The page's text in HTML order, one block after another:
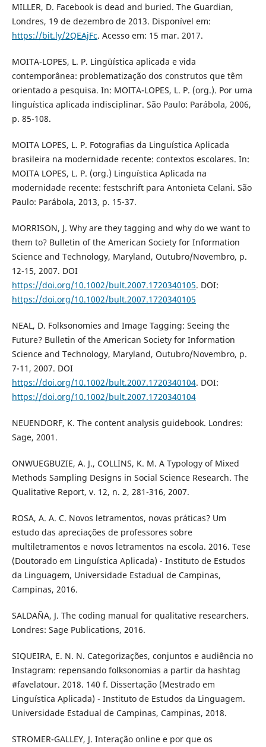
MILLER, D. Facebook is dead and buried. The Guardian,
Londres, 19 de dezembro de 2013. Disponível em:
https://bit.ly/2QEAjFc. Acesso em: 15 mar. 2017.
MOITA-LOPES, L. P. Lingüística aplicada e vida
contemporânea: problematização dos construtos que têm
orientado a pesquisa. In: MOITA-LOPES, L. P. (org.). Por uma
linguística aplicada indisciplinar. São Paulo: Parábola, 2006,
p. 85-108.
MOITA LOPES, L. P. Fotografias da Linguística Aplicada
brasileira na modernidade recente: contextos escolares. In:
MOITA LOPES, L. P. (org.) Linguística Aplicada na
modernidade recente: festschrift para Antonieta Celani. São
Paulo: Parábola, 2013, p. 15-37.
MORRISON, J. Why are they tagging and why do we want to
them to? Bulletin of the American Society for Information
Science and Technology, Maryland, Outubro/Novembro, p.
12-15, 2007. DOI
https://doi.org/10.1002/bult.2007.1720340105. DOI:
https://doi.org/10.1002/bult.2007.1720340105
NEAL, D. Folksonomies and Image Tagging: Seeing the
Future? Bulletin of the American Society for Information
Science and Technology, Maryland, Outubro/Novembro, p.
7-11, 2007. DOI
https://doi.org/10.1002/bult.2007.1720340104. DOI:
https://doi.org/10.1002/bult.2007.1720340104
NEUENDORF, K. The content analysis guidebook. Londres:
Sage, 2001.
ONWUEGBUZIE, A. J., COLLINS, K. M. A Typology of Mixed
Methods Sampling Designs in Social Science Research. The
Qualitative Report, v. 12, n. 2, 281-316, 2007.
ROSA, A. A. C. Novos letramentos, novas práticas? Um
estudo das apreciações de professores sobre
multiletramentos e novos letramentos na escola. 2016. Tese
(Doutorado em Linguística Aplicada) - Instituto de Estudos
da Linguagem, Universidade Estadual de Campinas,
Campinas, 2016.
SALDAÑA, J. The coding manual for qualitative researchers.
Londres: Sage Publications, 2016.
SIQUEIRA, E. N. N. Categorizações, conjuntos e audiência no
Instagram: repensando folksonomias a partir da hashtag
#favelatour. 2018. 140 f. Dissertação (Mestrado em
Linguística Aplicada) - Instituto de Estudos da Linguagem.
Universidade Estadual de Campinas, Campinas, 2018.
STROMER-GALLEY, J. Interação online e por que os